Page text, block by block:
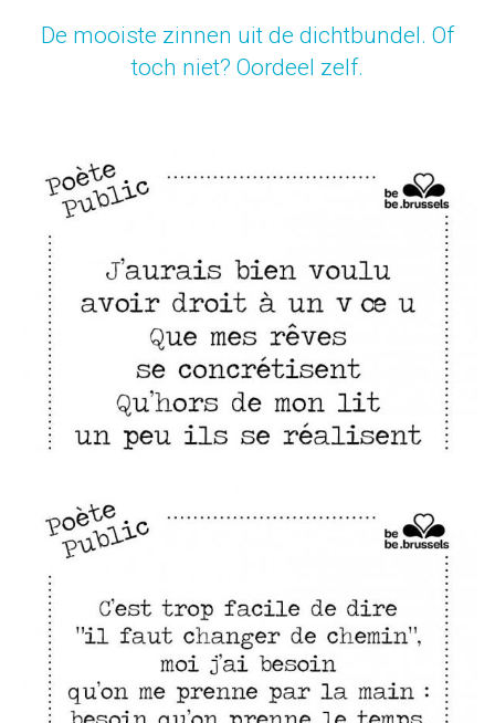
De mooiste zinnen uit de dichtbundel. Of
toch niet? Oordeel zelf.